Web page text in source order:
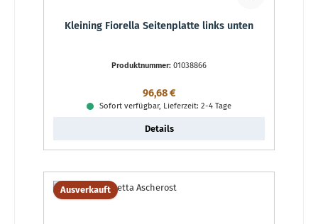
Kleining Fiorella Seitenplatte links unten
Produktnummer: 01038866
Regulärer Preis:
96,68 €
Sofort verfügbar, Lieferzeit: 2-4 Tage
Details
Ausverkauft